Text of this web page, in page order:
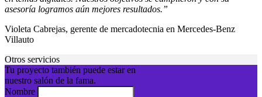
asesoría logramos aún mejores resultados.”
Violeta Cabrejas, gerente de mercadotecnia en Mercedes-Benz
Villauto
Otros servicios
Tu proyecto también puede estar en
nuestro salón de la fama.
Nombre